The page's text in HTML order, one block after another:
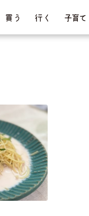
買 う 行 く 子育て